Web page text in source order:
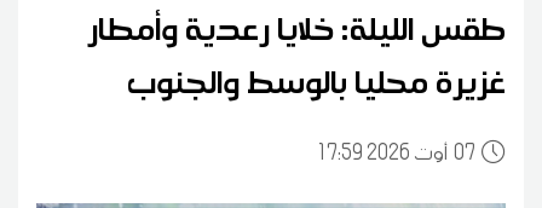
طقس الليلة: خلايا رعدية وأمطار
غزيرة محليا بالوسط والجنوب
0717:59 2026 أوت